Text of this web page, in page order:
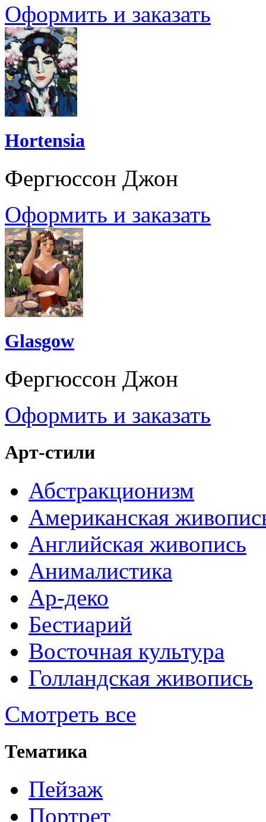
Оформить и заказать
Hortensia
Фергюссон Джон
Оформить и заказать
Glasgow
Фергюссон Джон
Оформить и заказать
Арт-стили
Абстракционизм
Американская
Английская живопись
Анималистика
Ар-деко
Бестиарий
Восточная культура
Голландская живопись
Смотреть все
Тематика
Пейзаж
Портрет